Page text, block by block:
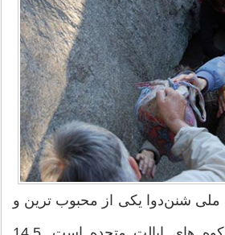
ملی شنن‌دوا یکی از محبوب ترین و